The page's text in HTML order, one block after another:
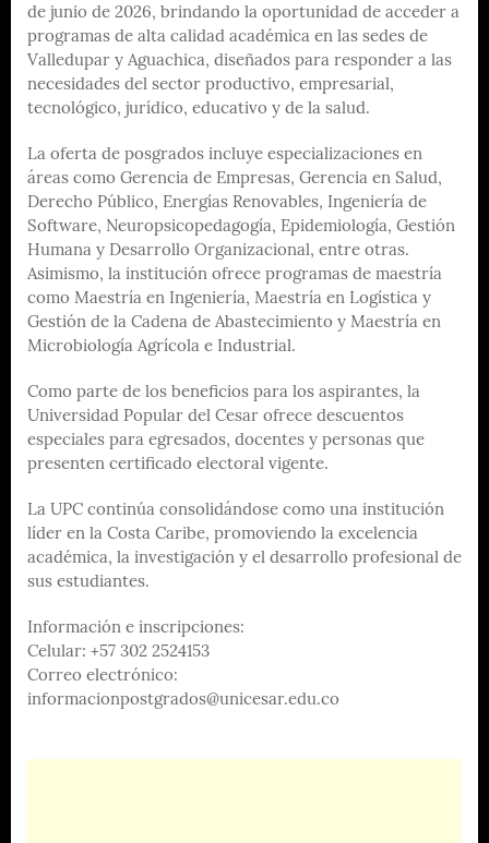
de junio de 2026, brindando la oportunidad de acceder a
programas de alta calidad académica en las sedes de
Valledupar y Aguachica, diseñados para responder a las
necesidades del sector productivo, empresarial,
tecnológico, jurídico, educativo y de la salud.
La oferta de posgrados incluye especializaciones en
áreas como Gerencia de Empresas, Gerencia en Salud,
Derecho Público, Energías Renovables, Ingeniería de
Software, Neuropsicopedagogía, Epidemiología, Gestión
Humana y Desarrollo Organizacional, entre otras.
Asimismo, la institución ofrece programas de maestría
como Maestría en Ingeniería, Maestría en Logística y
Gestión de la Cadena de Abastecimiento y Maestría en
Microbiología Agrícola e Industrial.
Como parte de los beneficios para los aspirantes, la
Universidad Popular del Cesar ofrece descuentos
especiales para egresados, docentes y personas que
presenten certificado electoral vigente.
La UPC continúa consolidándose como una institución
líder en la Costa Caribe, promoviendo la excelencia
académica, la investigación y el desarrollo profesional de
sus estudiantes.
Información e inscripciones:
Celular: +57 302 2524153
Correo electrónico:
informacionpostgrados@unicesar.edu.co